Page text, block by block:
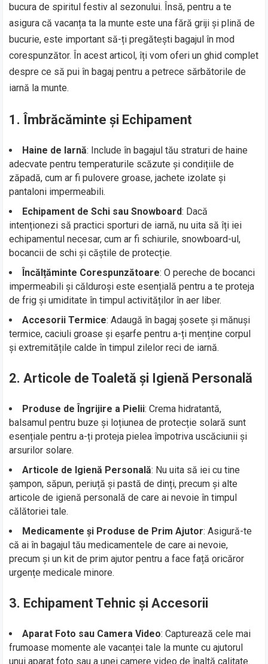
bucura de spiritul festiv al sezonului. Însă, pentru a te
asigura că vacanța ta la munte este una fără griji și plină de
bucurie, este important să-ți pregătești bagajul în mod
corespunzător. În acest articol, îți vom oferi un ghid complet
despre ce să pui în bagaj pentru a petrece sărbătorile de
iarnă la munte.
1. Îmbrăcăminte și Echipament
Haine de Iarnă: Include în bagajul tău straturi de haine
adecvate pentru temperaturile scăzute și condițiile de
zăpadă, cum ar fi pulovere groase, jachete izolate și
pantaloni impermeabili.
Echipament de Schi sau Snowboard: Dacă
intenționezi să practici sporturi de iarnă, nu uita să îți iei
echipamentul necesar, cum ar fi schiurile, snowboard-ul,
bocancii de schi și căștile de protecție.
Încălțăminte Corespunzătoare: O pereche de bocanci
impermeabili și călduroși este esențială pentru a te proteja
de frig și umiditate în timpul activităților în aer liber.
Accesorii Termice: Adaugă în bagaj șosete și mănuși
termice, caciuli groase și eșarfe pentru a-ți menține corpul
și extremitățile calde în timpul zilelor reci de iarnă.
2. Articole de Toaletă și Igienă Personală
Produse de Îngrijire a Pielii: Crema hidratantă,
balsamul pentru buze și loțiunea de protecție solară sunt
esențiale pentru a-ți proteja pielea împotriva uscăciunii și
arsurilor solare.
Articole de Igienă Personală: Nu uita să iei cu tine
șampon, săpun, periuță și pastă de dinți, precum și alte
articole de igienă personală de care ai nevoie în timpul
călătoriei tale.
Medicamente și Produse de Prim Ajutor: Asigură-te
că ai în bagajul tău medicamentele de care ai nevoie,
precum și un kit de prim ajutor pentru a face față oricăror
urgențe medicale minore.
3. Echipament Tehnic și Accesorii
Aparat Foto sau Camera Video: Capturează cele mai
frumoase momente ale vacanței tale la munte cu ajutorul
unui aparat foto sau a unei camere video de înaltă calitate.